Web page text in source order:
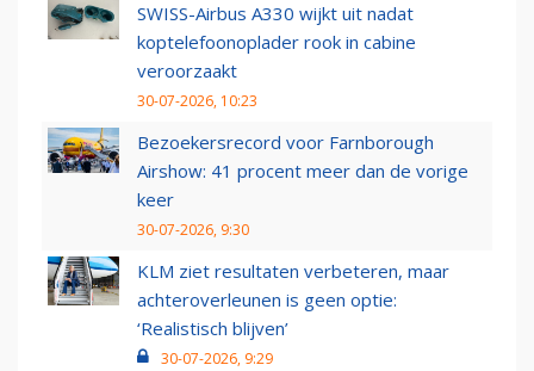
SWISS-Airbus A330 wijkt uit nadat
koptelefoonoplader rook in cabine
veroorzaakt
30-07-2026, 10:23
Bezoekersrecord voor Farnborough
Airshow: 41 procent meer dan de vorige
keer
30-07-2026, 9:30
KLM ziet resultaten verbeteren, maar
achteroverleunen is geen optie:
‘Realistisch blijven’
30-07-2026, 9:29